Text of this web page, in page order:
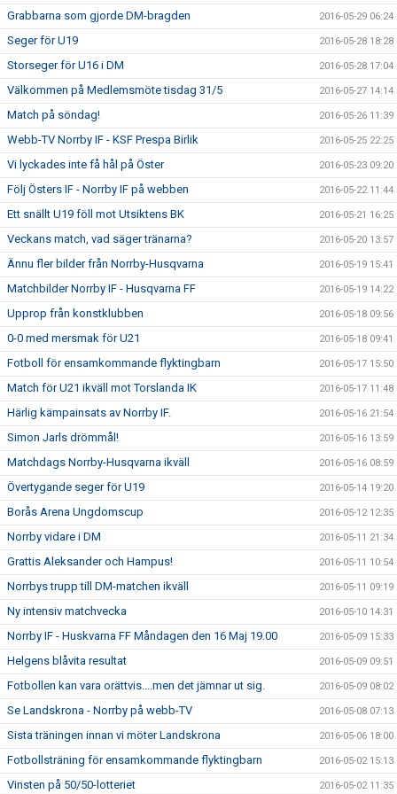
Grabbarna som gjorde DM-bragden 2016-05-29 06:24
Seger för U19 2016-05-28 18:28
Storseger för U16 i DM 2016-05-28 17:04
Välkommen på Medlemsmöte tisdag 31/5 2016-05-27 14:14
Match på söndag! 2016-05-26 11:39
Webb-TV Norrby IF - KSF Prespa Birlik 2016-05-25 22:25
Vi lyckades inte få hål på Öster 2016-05-23 09:20
Följ Östers IF - Norrby IF på webben 2016-05-22 11:44
Ett snällt U19 föll mot Utsiktens BK 2016-05-21 16:25
Veckans match, vad säger tränarna? 2016-05-20 13:57
Ännu fler bilder från Norrby-Husqvarna 2016-05-19 15:41
Matchbilder Norrby IF - Husqvarna FF 2016-05-19 14:22
Upprop från konstklubben 2016-05-18 09:56
0-0 med mersmak för U21 2016-05-18 09:41
Fotboll för ensamkommande flyktingbarn 2016-05-17 15:50
Match för U21 ikväll mot Torslanda IK 2016-05-17 11:48
Härlig kämpainsats av Norrby IF. 2016-05-16 21:54
Simon Jarls drömmål! 2016-05-16 13:59
Matchdags Norrby-Husqvarna ikväll 2016-05-16 08:59
Övertygande seger för U19 2016-05-14 19:20
Borås Arena Ungdomscup 2016-05-12 12:35
Norrby vidare i DM 2016-05-11 21:34
Grattis Aleksander och Hampus! 2016-05-11 10:54
Norrbys trupp till DM-matchen ikväll 2016-05-11 09:19
Ny intensiv matchvecka 2016-05-10 14:31
Norrby IF - Huskvarna FF Måndagen den 16 Maj 19.00 2016-05-09 15:33
Helgens blåvita resultat 2016-05-09 09:51
Fotbollen kan vara orättvis....men det jämnar ut sig. 2016-05-09 08:02
Se Landskrona - Norrby på webb-TV 2016-05-08 07:13
Sista träningen innan vi möter Landskrona 2016-05-06 18:00
Fotbollsträning för ensamkommande flyktingbarn 2016-05-02 15:13
Vinsten på 50/50-lotteriet 2016-05-02 11:35